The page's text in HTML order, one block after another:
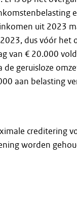
uit 2023
dus vóór het
van € 20.000
geruisloze
aan belasting
creditering
worden